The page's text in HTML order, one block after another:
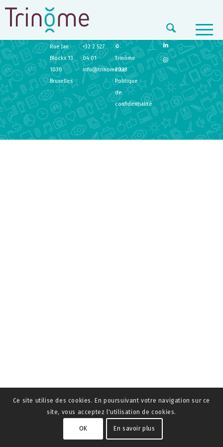
TRINÔME
Rue Jan
Blockx 13
1030
Bruxelles
+32 2 527
04 01
info@trinome.be
©
Trinôme
2023
Politique
de
confidentialité
Ce site utilise des cookies. En poursuivant votre navigation sur ce
site, vous acceptez l'utilisation de cookies.
OK En savoir plus